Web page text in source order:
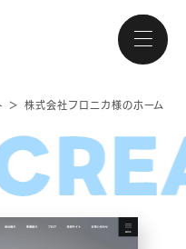
が拠点の
作会社
＞ 株式会社フロニカ様のホーム